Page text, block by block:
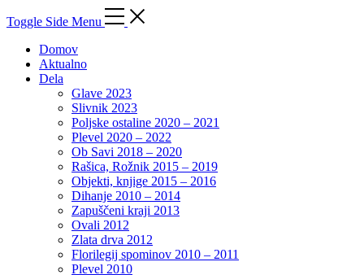
Toggle Side Menu
Domov
Aktualno
Dela
Glave 2023
Slivnik 2023
Poljske ostaline 2020 – 2021
Plevel 2020 – 2022
Ob Savi 2018 – 2020
Rašica, Rožnik 2015 – 2019
Objekti, knjige 2015 – 2016
Dihanje 2010 – 2014
Zapuščeni kraji 2013
Ovali 2012
Zlata drva 2012
Florilegij spominov 2010 – 2011
Plevel 2010